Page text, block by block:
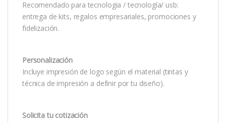
Recomendado para tecnologia / tecnología/ usb:
entrega de kits, regalos empresariales, promociones y
fidelización.
Personalización
Incluye impresión de logo según el material (tintas y
técnica de impresión a definir por tu diseño).
Solicita tu cotización